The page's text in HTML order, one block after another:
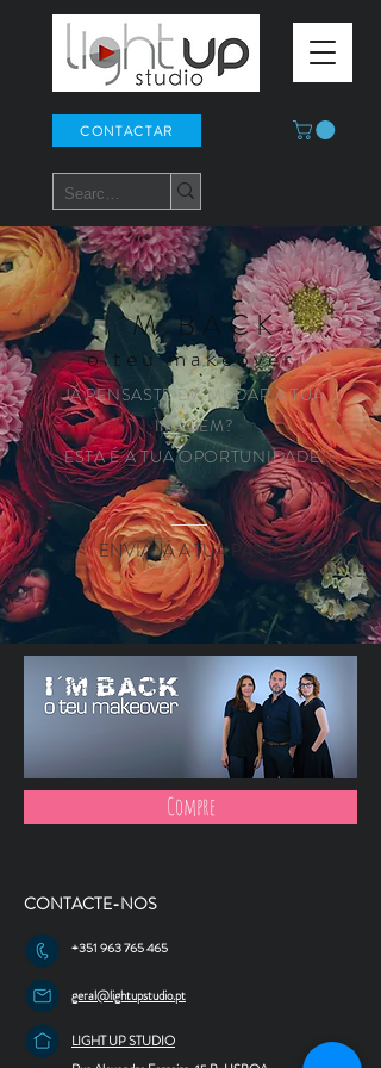
CONTACTAR
I´M BACK
o teu makeover
JÁ PENSASTE EM MUDAR A TUA
IMAGEM?
ESTA É A TUA OPORTUNIDADE.
ENVIA JÁ A TUA PARTICIPAÇÃO
Compre
CONTACTE-NOS
+351 963 765 465
geral@lightupstudio.pt
LIGHT UP STUDIO